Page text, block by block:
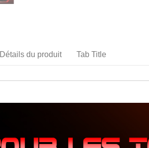
Détails du produit Tab Title